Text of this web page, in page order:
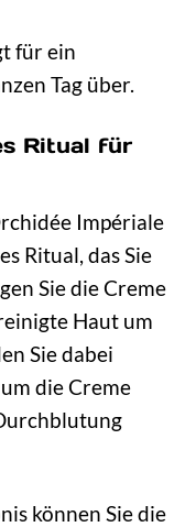
für ein
Tag über.
Ritual für
Impériale
Ritual, das Sie
Sie die Creme
Haut um
Sie dabei
die Creme
können Sie die